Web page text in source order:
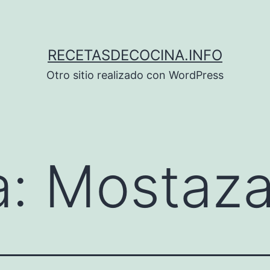
RECETASDECOCINA.INFO
Otro sitio realizado con WordPress